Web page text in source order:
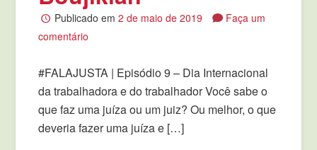
Publicado em 2 de maio de 2019
Faça um
comentário
#FALAJUSTA | Episódio 9 – Dia Internacional
da trabalhadora e do trabalhador Você sabe o
que faz uma juíza ou um juiz? Ou melhor, o que
deveria fazer uma juíza e […]